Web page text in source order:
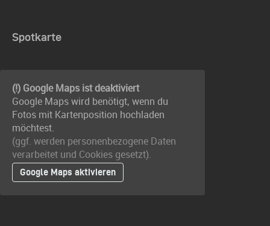
Spotkarte
(!) Google Maps ist deaktiviert
Google Maps wird benötigt, wenn du
Fotos mit Kartenposition hochladen
möchtest.
(ggf. werden personen­bezogene Daten
verarbeitet und Cookies gesetzt).
Google Maps aktivieren